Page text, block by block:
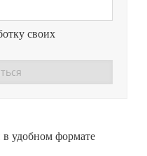
своих
удобном формате